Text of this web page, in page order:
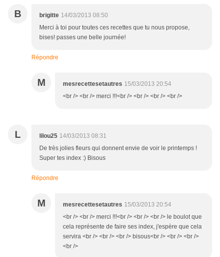
B brigitte 14/03/2013 08:50
Merci à toi pour toutes ces recettes que tu nous propose,
bises! passes une belle journée!
Répondre
M mesrecettesetautres 15/03/2013 20:54
<br /> <br /> merci !!!<br /> <br /> <br /> <br />
L lilou25 14/03/2013 08:31
De très jolies fleurs qui donnent envie de voir le printemps !
Super tes index :) Bisous
Répondre
M mesrecettesetautres 15/03/2013 20:54
<br /> <br /> merci !!!<br /> <br /> <br /> le boulot que
cela représente de faire ses index, j'espère que cela
servira <br /> <br /> <br /> bisous<br /> <br /> <br />
<br />